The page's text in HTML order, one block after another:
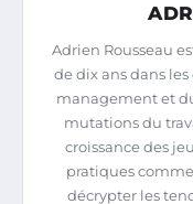
Adrien Rousseau
de dix ans dans
management et
mutations du
croissance des
pratiques
décrypter les